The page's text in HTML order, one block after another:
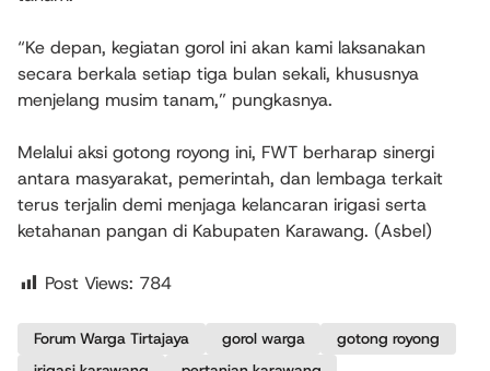
“Ke depan, kegiatan gorol ini akan kami laksanakan
secara berkala setiap tiga bulan sekali, khususnya
menjelang musim tanam,” pungkasnya.
Melalui aksi gotong royong ini, FWT berharap sinergi
antara masyarakat, pemerintah, dan lembaga terkait
terus terjalin demi menjaga kelancaran irigasi serta
ketahanan pangan di Kabupaten Karawang. (Asbel)
Post Views: 784
Forum Warga Tirtajaya gorol warga
gotong royong